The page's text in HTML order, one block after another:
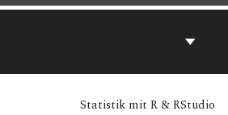
Statistik mit R & RStudio